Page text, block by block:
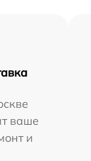
ваше
и